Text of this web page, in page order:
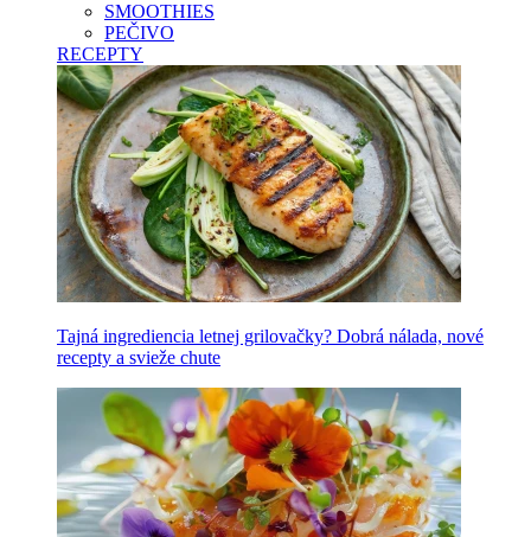
SMOOTHIES
PEČIVO
RECEPTY
Tajná ingrediencia letnej grilovačky? Dobrá nálada, nové
recepty a svieže chute